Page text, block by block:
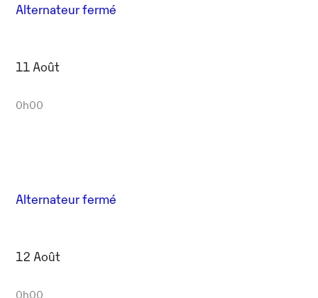
Alternateur fermé
11 Août
0h00
Alternateur fermé
12 Août
0h00